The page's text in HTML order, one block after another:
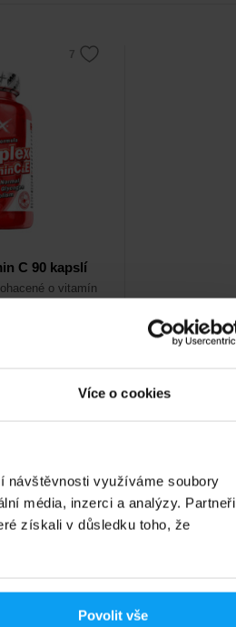
Více o cookies
návštěvnosti využíváme soubory
média, inzerci a analýzy. Partneři
získali v důsledku toho, že
Povolit vše
C 90 kapslí
o vitamín